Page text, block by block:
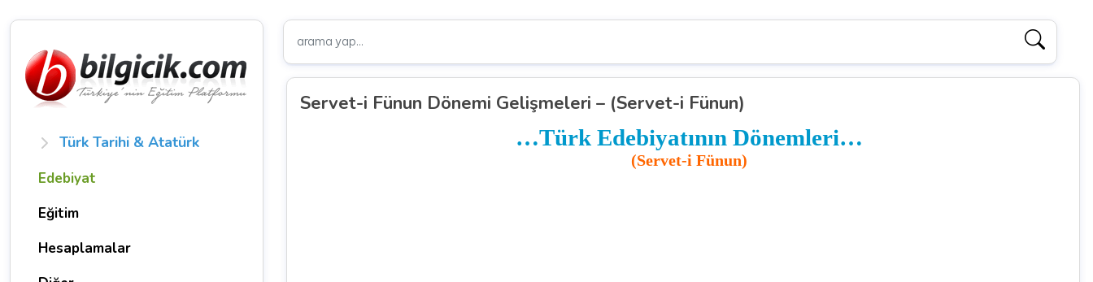
Türk Tarihi & Atatürk
Edebiyat
Eğitim
Hesaplamalar
Servet-i Fünun Dönemi Gelişmeleri – (Servet-i Fünun)
…Türk Edebiyatının Dönemleri…
(Servet-i Fünun)